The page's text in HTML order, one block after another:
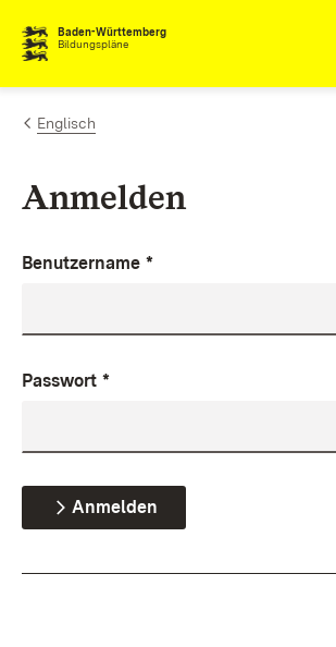
Zum Inhalt springen
Baden-Württemberg
Bildungspläne
Englisch
Anmelden
Benutzername *
Passwort *
Anmelden